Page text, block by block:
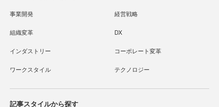
事業開発 経営戦略
組織変革 DX
インダストリー コーポレート変革
ワークスタイル テクノロジー
記事スタイルから探す